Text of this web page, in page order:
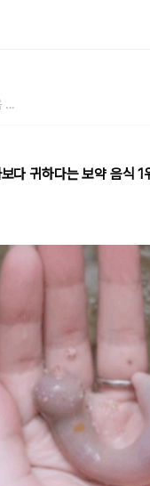
...
다 귀하다는 보약 음식 1